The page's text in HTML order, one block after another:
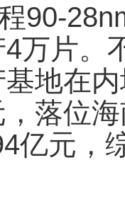
90-
4万片。
地在
落位
亿元，